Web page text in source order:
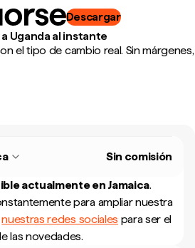
Descargar
Uganda al instante
el tipo de cambio real. Sin márgenes,
Sin comisión
actualmente en Jamaica.
para ampliar nuestra
nuestras redes sociales para ser el
las novedades.